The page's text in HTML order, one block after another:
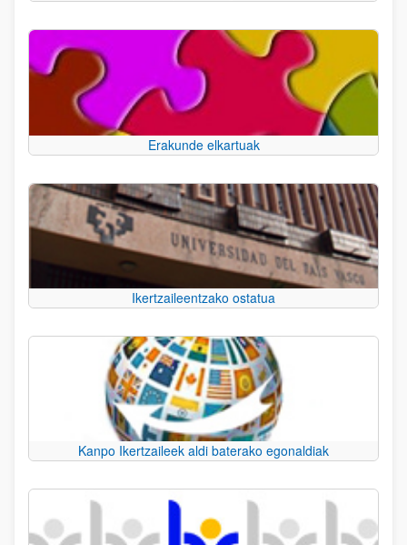
Erakunde elkartuak
Ikertzaileentzako ostatua
Kanpo Ikertzaileek aldi baterako egonaldiak